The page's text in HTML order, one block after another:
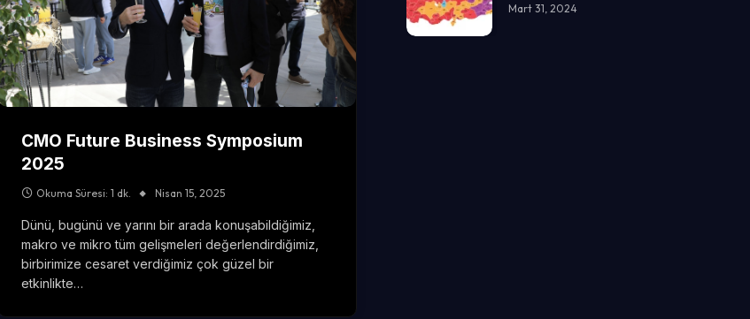
CMO Future Business Symposium
2025
Okuma Süresi: 1 dk. Nisan 15, 2025
Dünü, bugünü ve yarını bir arada konuşabildiğimiz,
makro ve mikro tüm gelişmeleri değerlendirdiğimiz,
birbirimize cesaret verdiğimiz çok güzel bir
etkinlikte…
Mart 31, 2024